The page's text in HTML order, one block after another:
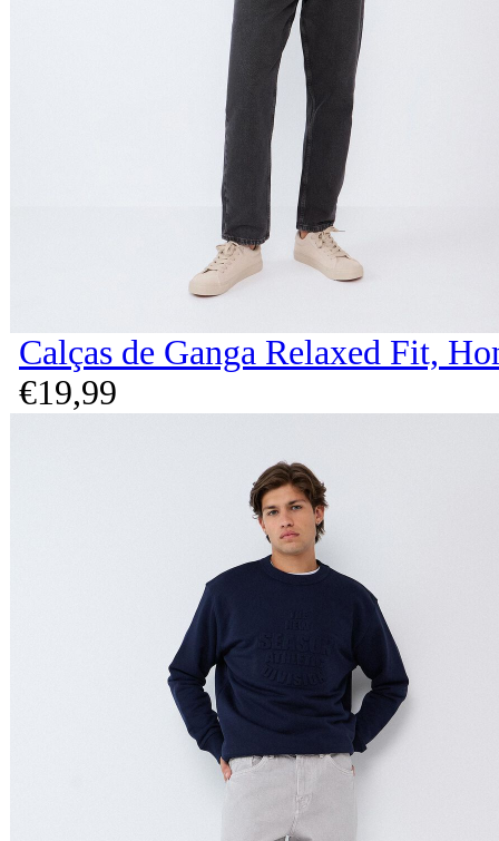
Calças de Ganga Relaxed Fit,
€19,99